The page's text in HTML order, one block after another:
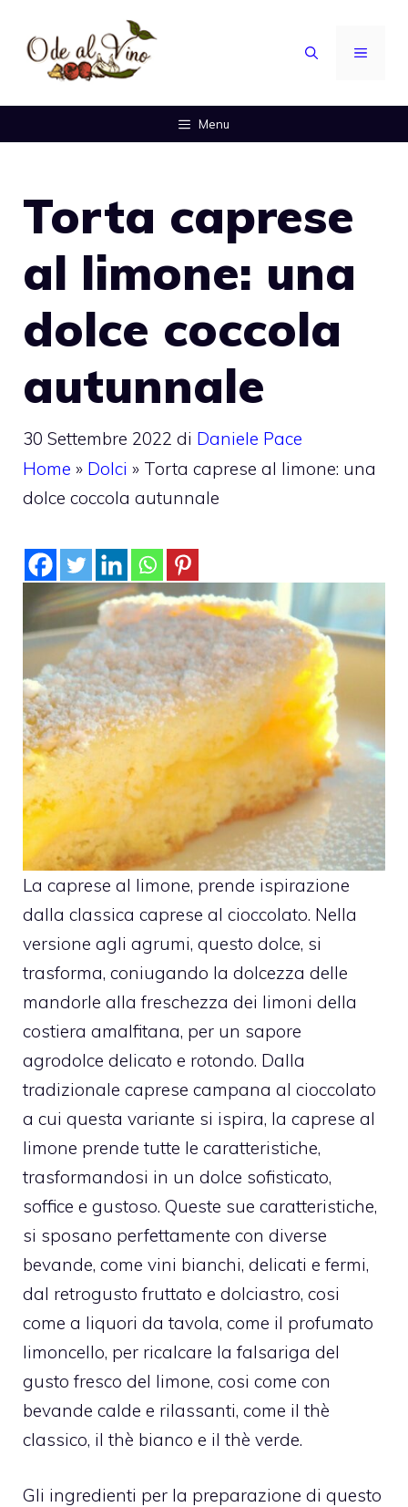
contenuto
MENU
Menu
Torta caprese
al limone: una
dolce coccola
autunnale
30 Settembre 2022 di Daniele Pace
Home » Dolci » Torta caprese al limone: una
dolce coccola autunnale
La caprese al limone, prende ispirazione
dalla classica caprese al cioccolato. Nella
versione agli agrumi, questo dolce, si
trasforma, coniugando la dolcezza delle
mandorle alla freschezza dei limoni della
costiera amalfitana, per un sapore
agrodolce delicato e rotondo. Dalla
tradizionale caprese campana al cioccolato
a cui questa variante si ispira, la caprese al
limone prende tutte le caratteristiche,
trasformandosi in un dolce sofisticato,
soffice e gustoso. Queste sue caratteristiche,
si sposano perfettamente con diverse
bevande, come vini bianchi, delicati e fermi,
dal retrogusto fruttato e dolciastro, cosi
come a liquori da tavola, come il profumato
limoncello, per ricalcare la falsariga del
gusto fresco del limone, cosi come con
bevande calde e rilassanti, come il thè
classico, il thè bianco e il thè verde.
Gli ingredienti per la preparazione di questo